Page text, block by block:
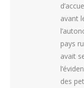
avant
pays
avait
des